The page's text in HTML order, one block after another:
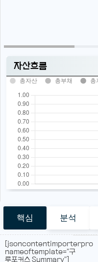
자산흐름
총자산 총부채 총
핵심 분석
[jsoncontentimporterpro
nameoftemplate="구
루포커스 Summary"]